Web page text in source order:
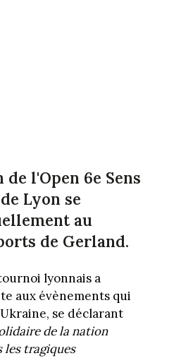
l'Open 6e Sens
Lyon se
au
de Gerland.
lyonnais a
aux évènements qui
se déclarant
de la nation
les tragiques